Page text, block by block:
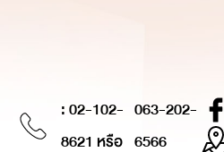
: 02-102-
8621 หรือ
063-202-
6566